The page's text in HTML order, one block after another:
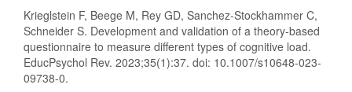
Krieglstein F, Beege M, Rey GD, Sanchez-Stockhammer C,
Schneider S. Development and validation of a theory-based
questionnaire to measure different types of cognitive load.
EducPsychol Rev. 2023;35(1):37. doi: 10.1007/s10648-023-
09738-0.